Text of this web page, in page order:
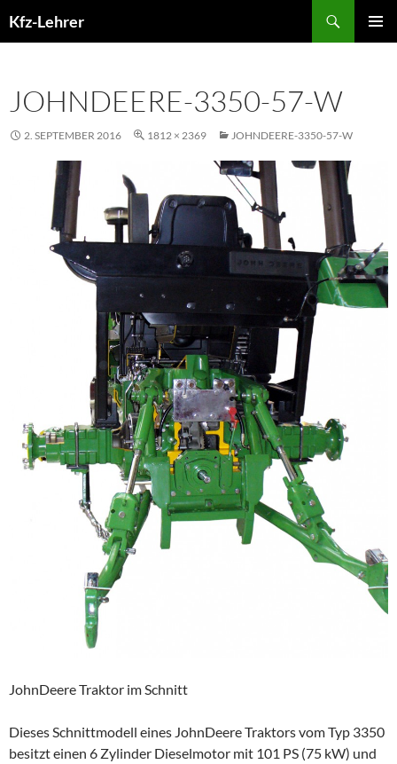
Inhalt
Kfz-Lehrer
JOHNDEERE-3350-57-W
2. SEPTEMBER 2016 1812 × 2369 JOHNDEERE-3350-57-W
JohnDeere Traktor im Schnitt
Dieses Schnittmodell eines JohnDeere Traktors vom Typ 3350
besitzt einen 6 Zylinder Dieselmotor mit 101 PS (75 kW) und